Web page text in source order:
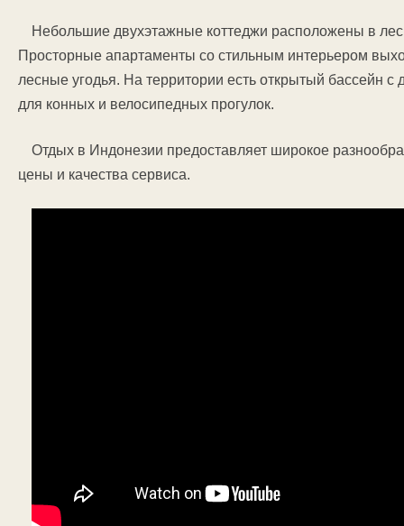
Небольшие двухэтажные коттеджи расположены в
Просторные апартаменты со стильным интерьером
лесные угодья. На территории есть открытый бассейн
для конных и велосипедных прогулок.
Отдых в Индонезии предоставляет широкое
цены и качества сервиса.